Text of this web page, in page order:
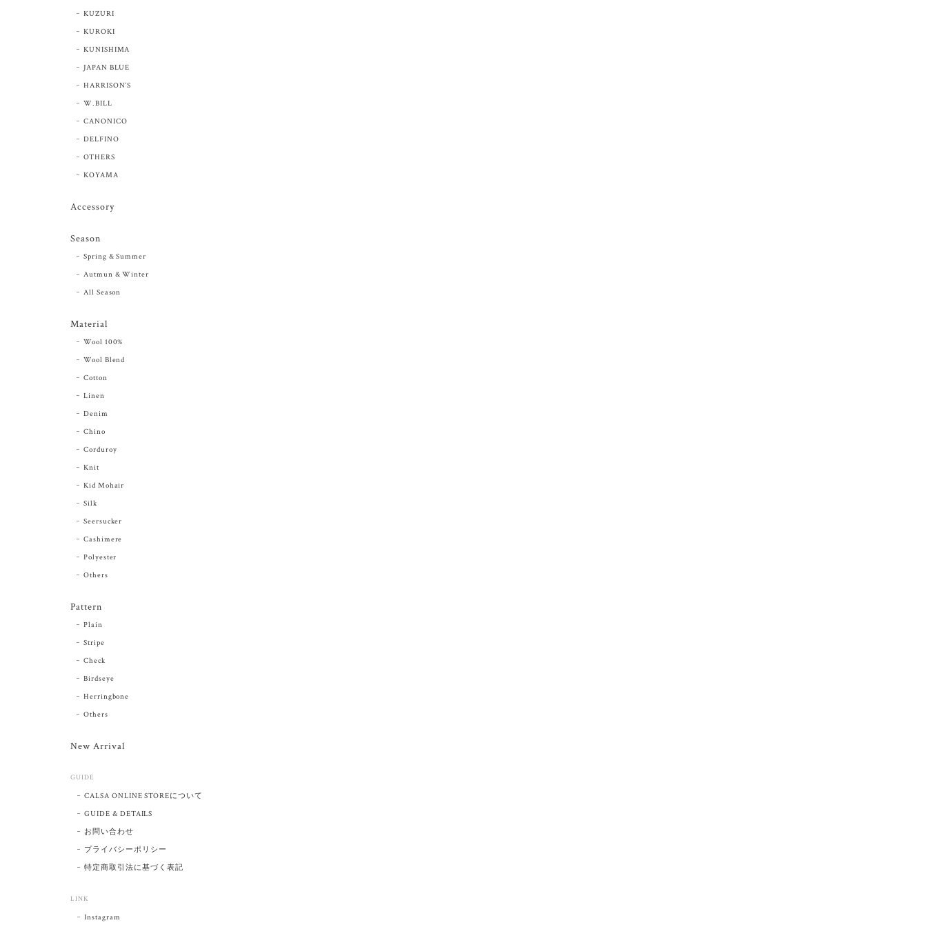
KUZURI
KUROKI
KUNISHIMA
JAPAN BLUE
HARRISON’S
W.BILL
CANONICO
DELFINO
OTHERS
KOYAMA
Accessory
Season
Spring & Summer
Autmun & Winter
All Season
Material
Wool 100%
Wool Blend
Cotton
Linen
Denim
Chino
Corduroy
Knit
Kid Mohair
Silk
Seersucker
Cashimere
Polyester
Others
Pattern
Plain
Stripe
Check
Birdseye
Herringbone
Others
New Arrival
GUIDE
CALSA ONLINE STOREについて
GUIDE & DETAILS
お問い合わせ
プライバシーポリシー
特定商取引法に基づく表記
LINK
Instagram